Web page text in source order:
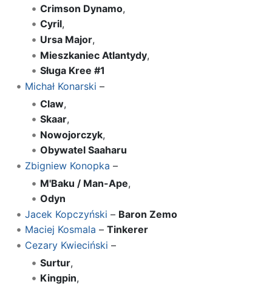
Crimson Dynamo,
Cyril,
Ursa Major,
Mieszkaniec Atlantydy,
Sługa Kree #1
Michał Konarski –
Claw,
Skaar,
Nowojorczyk,
Obywatel Saaharu
Zbigniew Konopka –
M'Baku / Man-Ape,
Odyn
Jacek Kopczyński – Baron Zemo
Maciej Kosmala – Tinkerer
Cezary Kwieciński –
Surtur,
Kingpin,